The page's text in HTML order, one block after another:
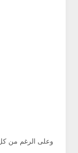
وعلى الرغم من كل